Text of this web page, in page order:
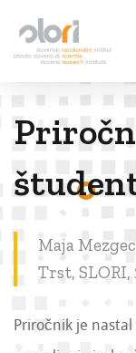
Maja Mezgec
Trst, SLORI,
Priročnik je